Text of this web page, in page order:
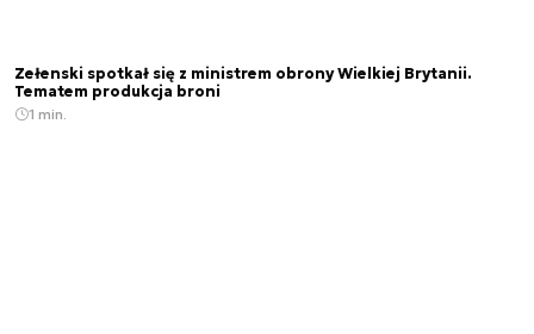
Zełenski spotkał się z ministrem obrony Wielkiej Brytanii.
Tematem produkcja broni
1 min.